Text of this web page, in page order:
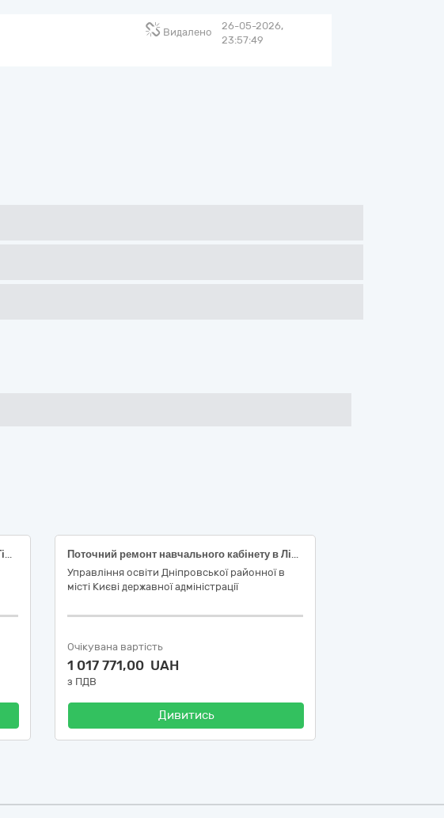
Видалено
26-05-2026,
23:57:49
Поточний ремонт навчального кабінету в Гімназії № 158 Дніпровського району м. Києва
Поточний ремонт навчального кабінету в Ліцеї № 30 «ЕКОНАД» Дніпровського району м. Києва
Управління освіти Дніпровської районної в
місті Києві державної адміністрації
Очікувана вартість
1 017 771,00 UAH
з ПДВ
Дивитись